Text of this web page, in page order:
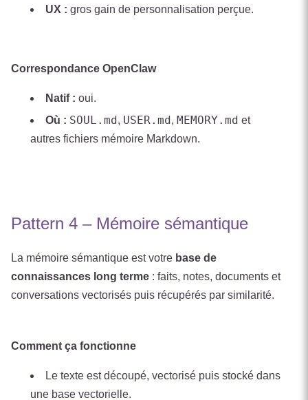
UX : gros gain de personnalisation perçue.
Correspondance OpenClaw
Natif : oui.
Où : SOUL.md , USER.md , MEMORY.md et
autres fichiers mémoire Markdown.
Pattern 4 – Mémoire sémantique
La mémoire sémantique est votre base de
connaissances long terme : faits, notes, documents et
conversations vectorisés puis récupérés par similarité.
Comment ça fonctionne
Le texte est découpé, vectorisé puis stocké dans
une base vectorielle.